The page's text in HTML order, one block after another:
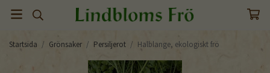
Startsida / Grönsaker / Persiljerot / Halblange, ekologiskt frö